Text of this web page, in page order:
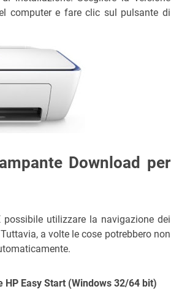
computer e fare clic sul pulsante di
Download per
utilizzare la navigazione dei
a volte le cose potrebbero non
Easy Start (Windows 32/64 bit)